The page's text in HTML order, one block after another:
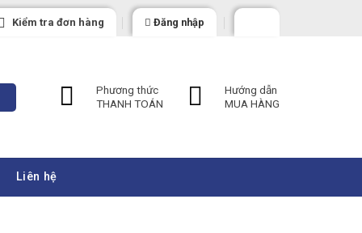
Kiểm tra đơn hàng Đăng nhập
Phương thức
THANH TOÁN
Hướng dẫn
MUA HÀNG
Liên hệ